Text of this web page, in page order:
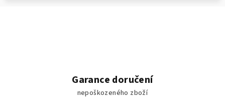
Garance doručení
nepoškozeného zboží